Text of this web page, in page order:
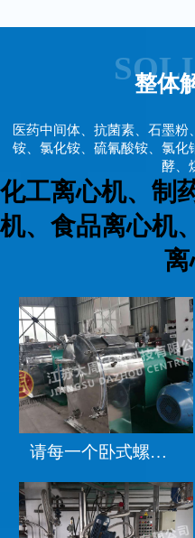
整体
医药中间体、抗菌素、石墨
铵、氯化铵、硫氰酸铵、氯
酵、
化工离心机、制
机、食品离心机
离
请每一个卧式螺旋过滤离心机采购的客户注意偷工减料的质量问题